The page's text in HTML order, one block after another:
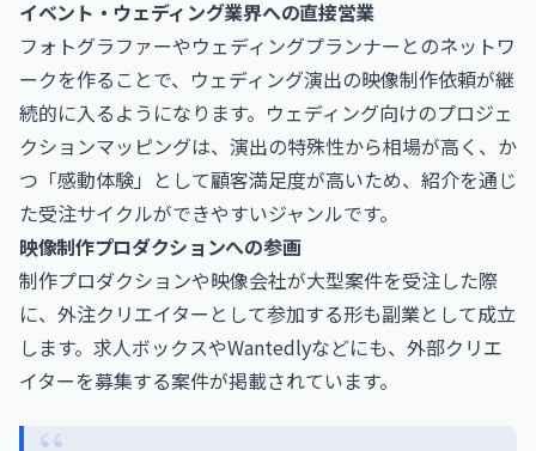
イベント・ウェディング業界への直接営業
フォトグラファーやウェディングプランナーとのネットワ
ークを作ることで、ウェディング演出の映像制作依頼が継
続的に入るようになります。ウェディング向けのプロジェ
クションマッピングは、演出の特殊性から相場が高く、か
つ「感動体験」として顧客満足度が高いため、紹介を通じ
た受注サイクルができやすいジャンルです。
映像制作プロダクションへの参画
制作プロダクションや映像会社が大型案件を受注した際
に、外注クリエイターとして参加する形も副業として成立
します。求人ボックスやWantedlyなどにも、外部クリエ
イターを募集する案件が掲載されています。